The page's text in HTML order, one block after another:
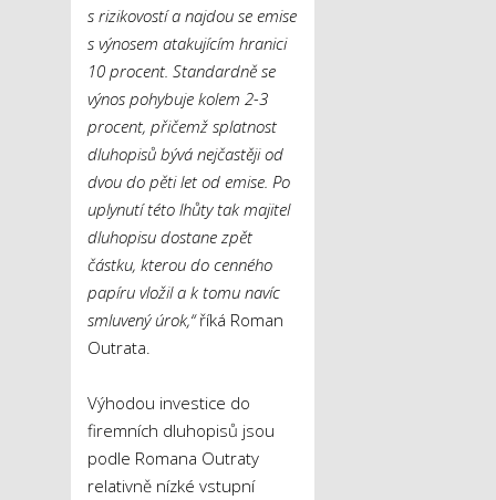
s rizikovostí a najdou se emise
s výnosem atakujícím hranici
10 procent. Standardně se
výnos pohybuje kolem 2-3
procent, přičemž splatnost
dluhopisů bývá nejčastěji od
dvou do pěti let od emise. Po
uplynutí této lhůty tak majitel
dluhopisu dostane zpět
částku, kterou do cenného
papíru vložil a k tomu navíc
smluvený úrok,“říká Roman
Outrata.
Výhodou investice do
firemních dluhopisů jsou
podle Romana Outraty
relativně nízké vstupní